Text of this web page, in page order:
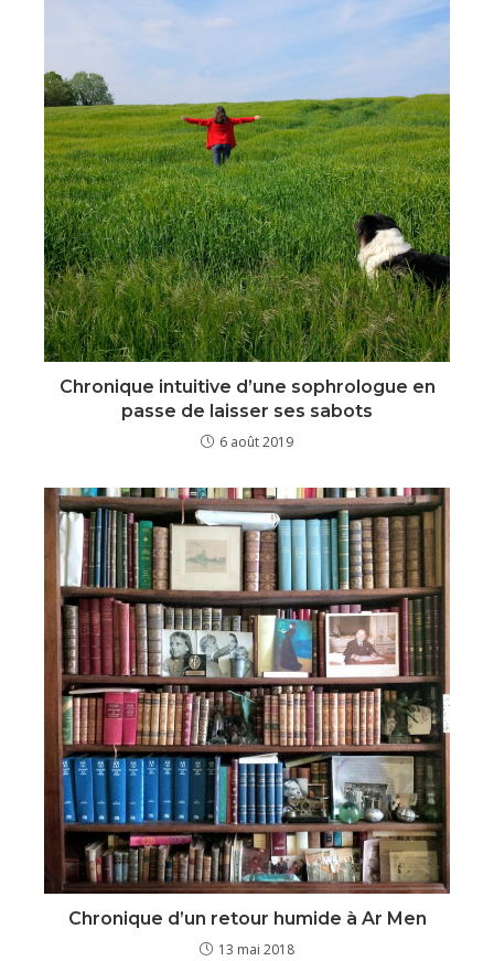
Chronique intuitive d’une sophrologue en
passe de laisser ses sabots
6 août 2019
Chronique d’un retour humide à Ar Men
13 mai 2018